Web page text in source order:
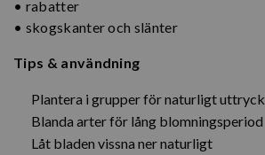
• rabatter
• skogskanter och slänter
Tips & användning
Plantera i grupper för naturligt uttryck
Blanda arter för lång blomningsperiod
Låt bladen vissna ner naturligt